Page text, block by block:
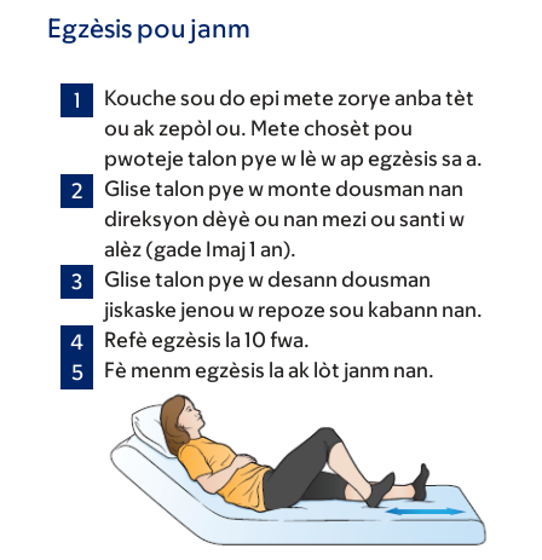
Egzèsis pou janm
Kouche sou do epi mete zorye anba tèt
ou ak zepòl ou. Mete chosèt pou
pwoteje talon pye w lè w ap egzèsis sa a.
Glise talon pye w monte dousman nan
direksyon dèyè ou nan mezi ou santi w
alèz (gade Imaj 1 an).
Glise talon pye w desann dousman
jiskaske jenou w repoze sou kabann nan.
Refè egzèsis la 10 fwa.
Fè menm egzèsis la ak lòt janm nan.